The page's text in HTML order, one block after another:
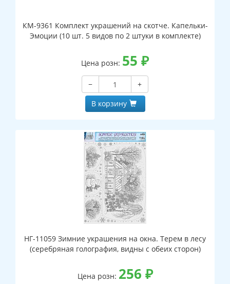
КМ-9361 Комплект украшений на скотче. Капельки-
Эмоции (10 шт. 5 видов по 2 штуки в комплекте)
Цена розн: 55 ₽
−
+
В корзину
НГ-11059 Зимние украшения на окна. Терем в лесу
(серебряная голография, видны с обеих сторон)
Цена розн: 256 ₽